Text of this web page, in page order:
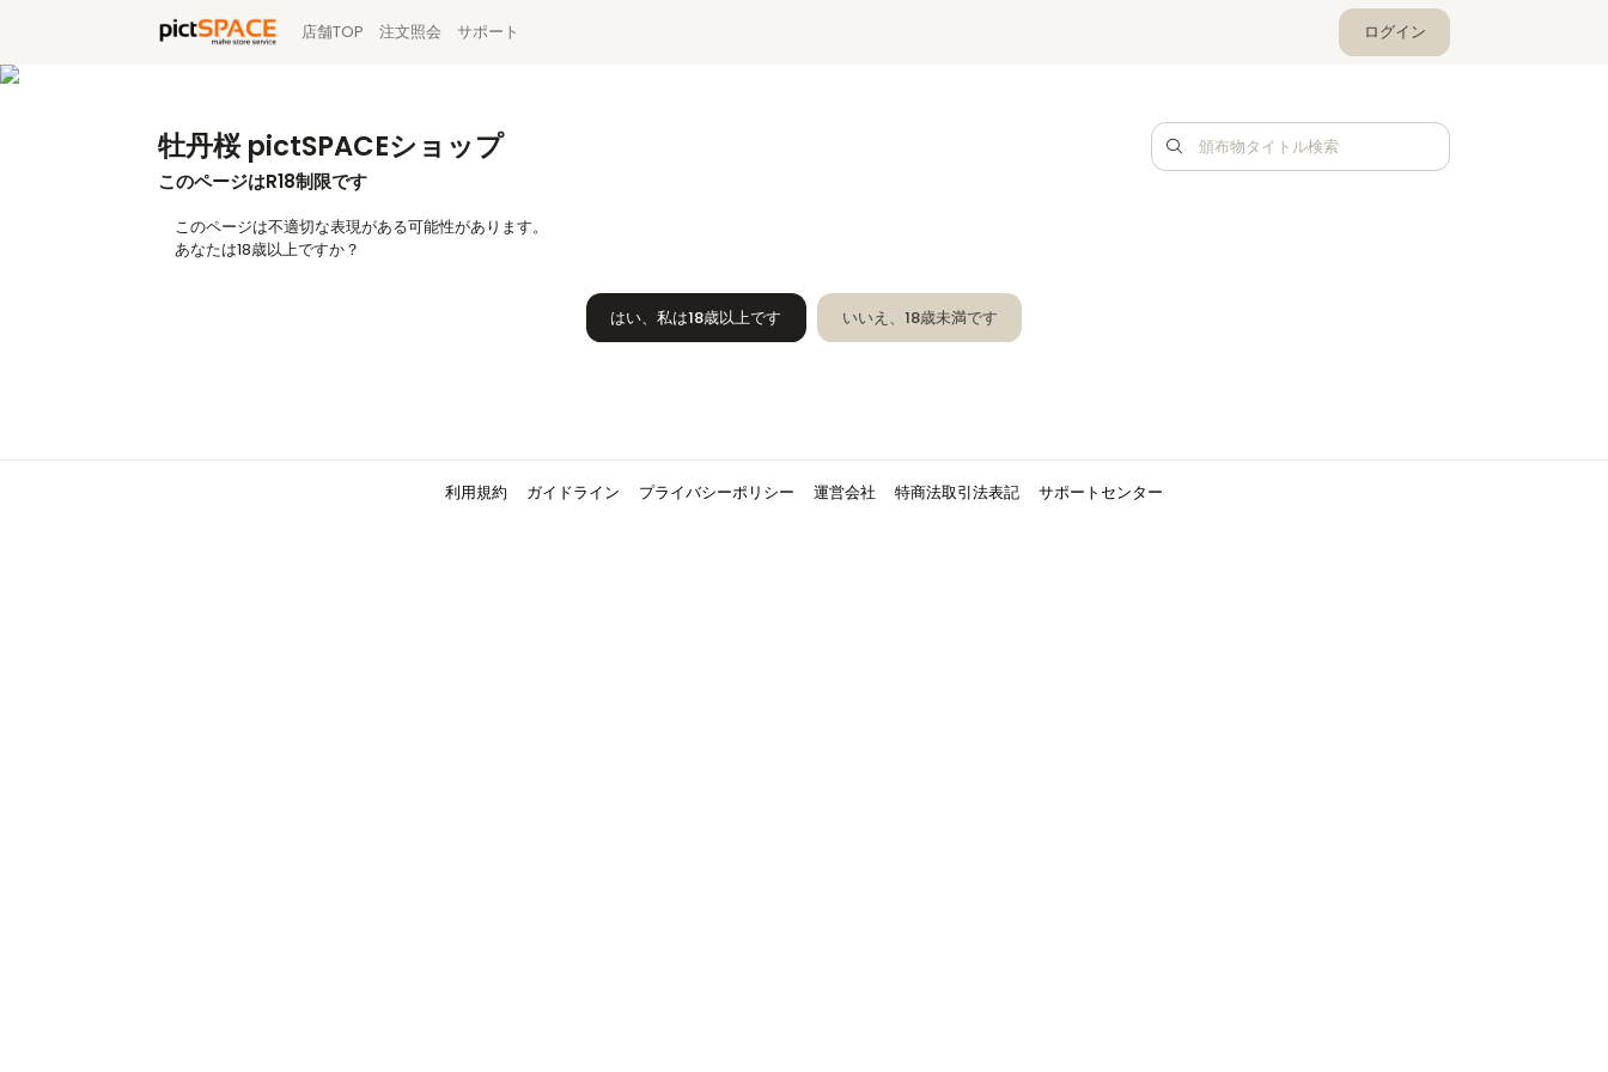
店舗TOP 注文照会 サポート ログイン
牡丹桜 pictSPACEショップ
このページはR18制限です
このページは不適切な表現がある可能性があります。
あなたは18歳以上ですか？
はい、私は18歳以上です いいえ、18歳未満です
利用規約 ガイドライン プライバシーポリシー 運営会社 特商法取引法表記 サポートセンター